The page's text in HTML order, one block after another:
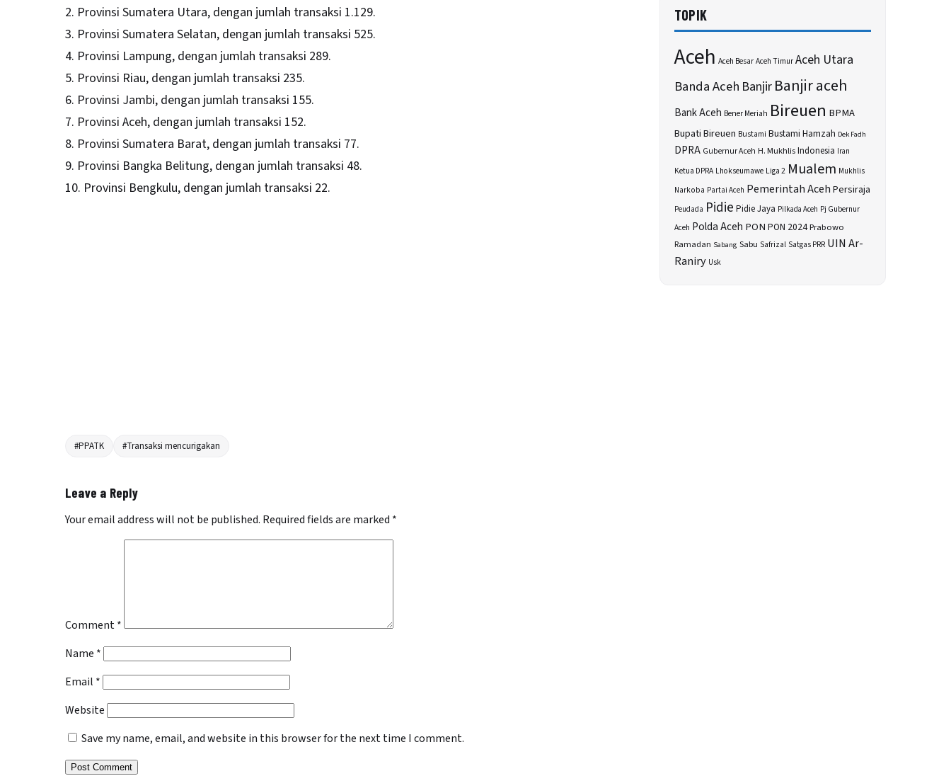
2. Provinsi Sumatera Utara, dengan jumlah transaksi 1.129.
3. Provinsi Sumatera Selatan, dengan jumlah transaksi 525.
4. Provinsi Lampung, dengan jumlah transaksi 289.
5. Provinsi Riau, dengan jumlah transaksi 235.
6. Provinsi Jambi, dengan jumlah transaksi 155.
7. Provinsi Aceh, dengan jumlah transaksi 152.
8. Provinsi Sumatera Barat, dengan jumlah transaksi 77.
9. Provinsi Bangka Belitung, dengan jumlah transaksi 48.
10. Provinsi Bengkulu, dengan jumlah transaksi 22.
#PPATK #Transaksi mencurigakan
Leave a Reply
Your email address will not be published. Required fields are marked *
Comment*
Name *
Email *
Website
Save my name, email, and website in this browser for the next time I comment.
TOPIK
Aceh Aceh BesarAceh TimurAceh Utara
Banda Aceh BanjirBanjir aceh
Bank Aceh Bener Meriah Bireuen BPMA
Bupati Bireuen Bustami Bustami Hamzah Dek Fadh
DPRA Gubernur Aceh H. MukhlisIndonesia Iran
Ketua DPRA Lhokseumawe Liga 2 Mualem Mukhlis
Narkoba Partai Aceh Pemerintah AcehPersiraja
Peudada Pidie Pidie Jaya Pilkada Aceh Pj Gubernur
Aceh Polda Aceh PON PON 2024Prabowo
Ramadan Sabang Sabu SafrizalSatgas PRR UIN Ar-
Raniry Usk